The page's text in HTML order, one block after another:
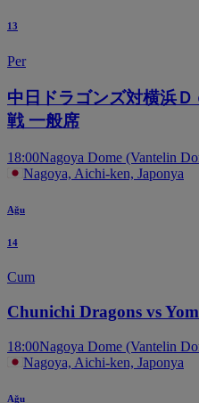
13
Per
中日ドラゴンズ対横浜
戦 一般席
18:00Nagoya Dome (Vantelin
Nagoya, Aichi-ken, Japonya
Ağu
14
Cum
Chunichi Dragons vs
18:00Nagoya Dome (Vantelin
Nagoya, Aichi-ken, Japonya
Ağu